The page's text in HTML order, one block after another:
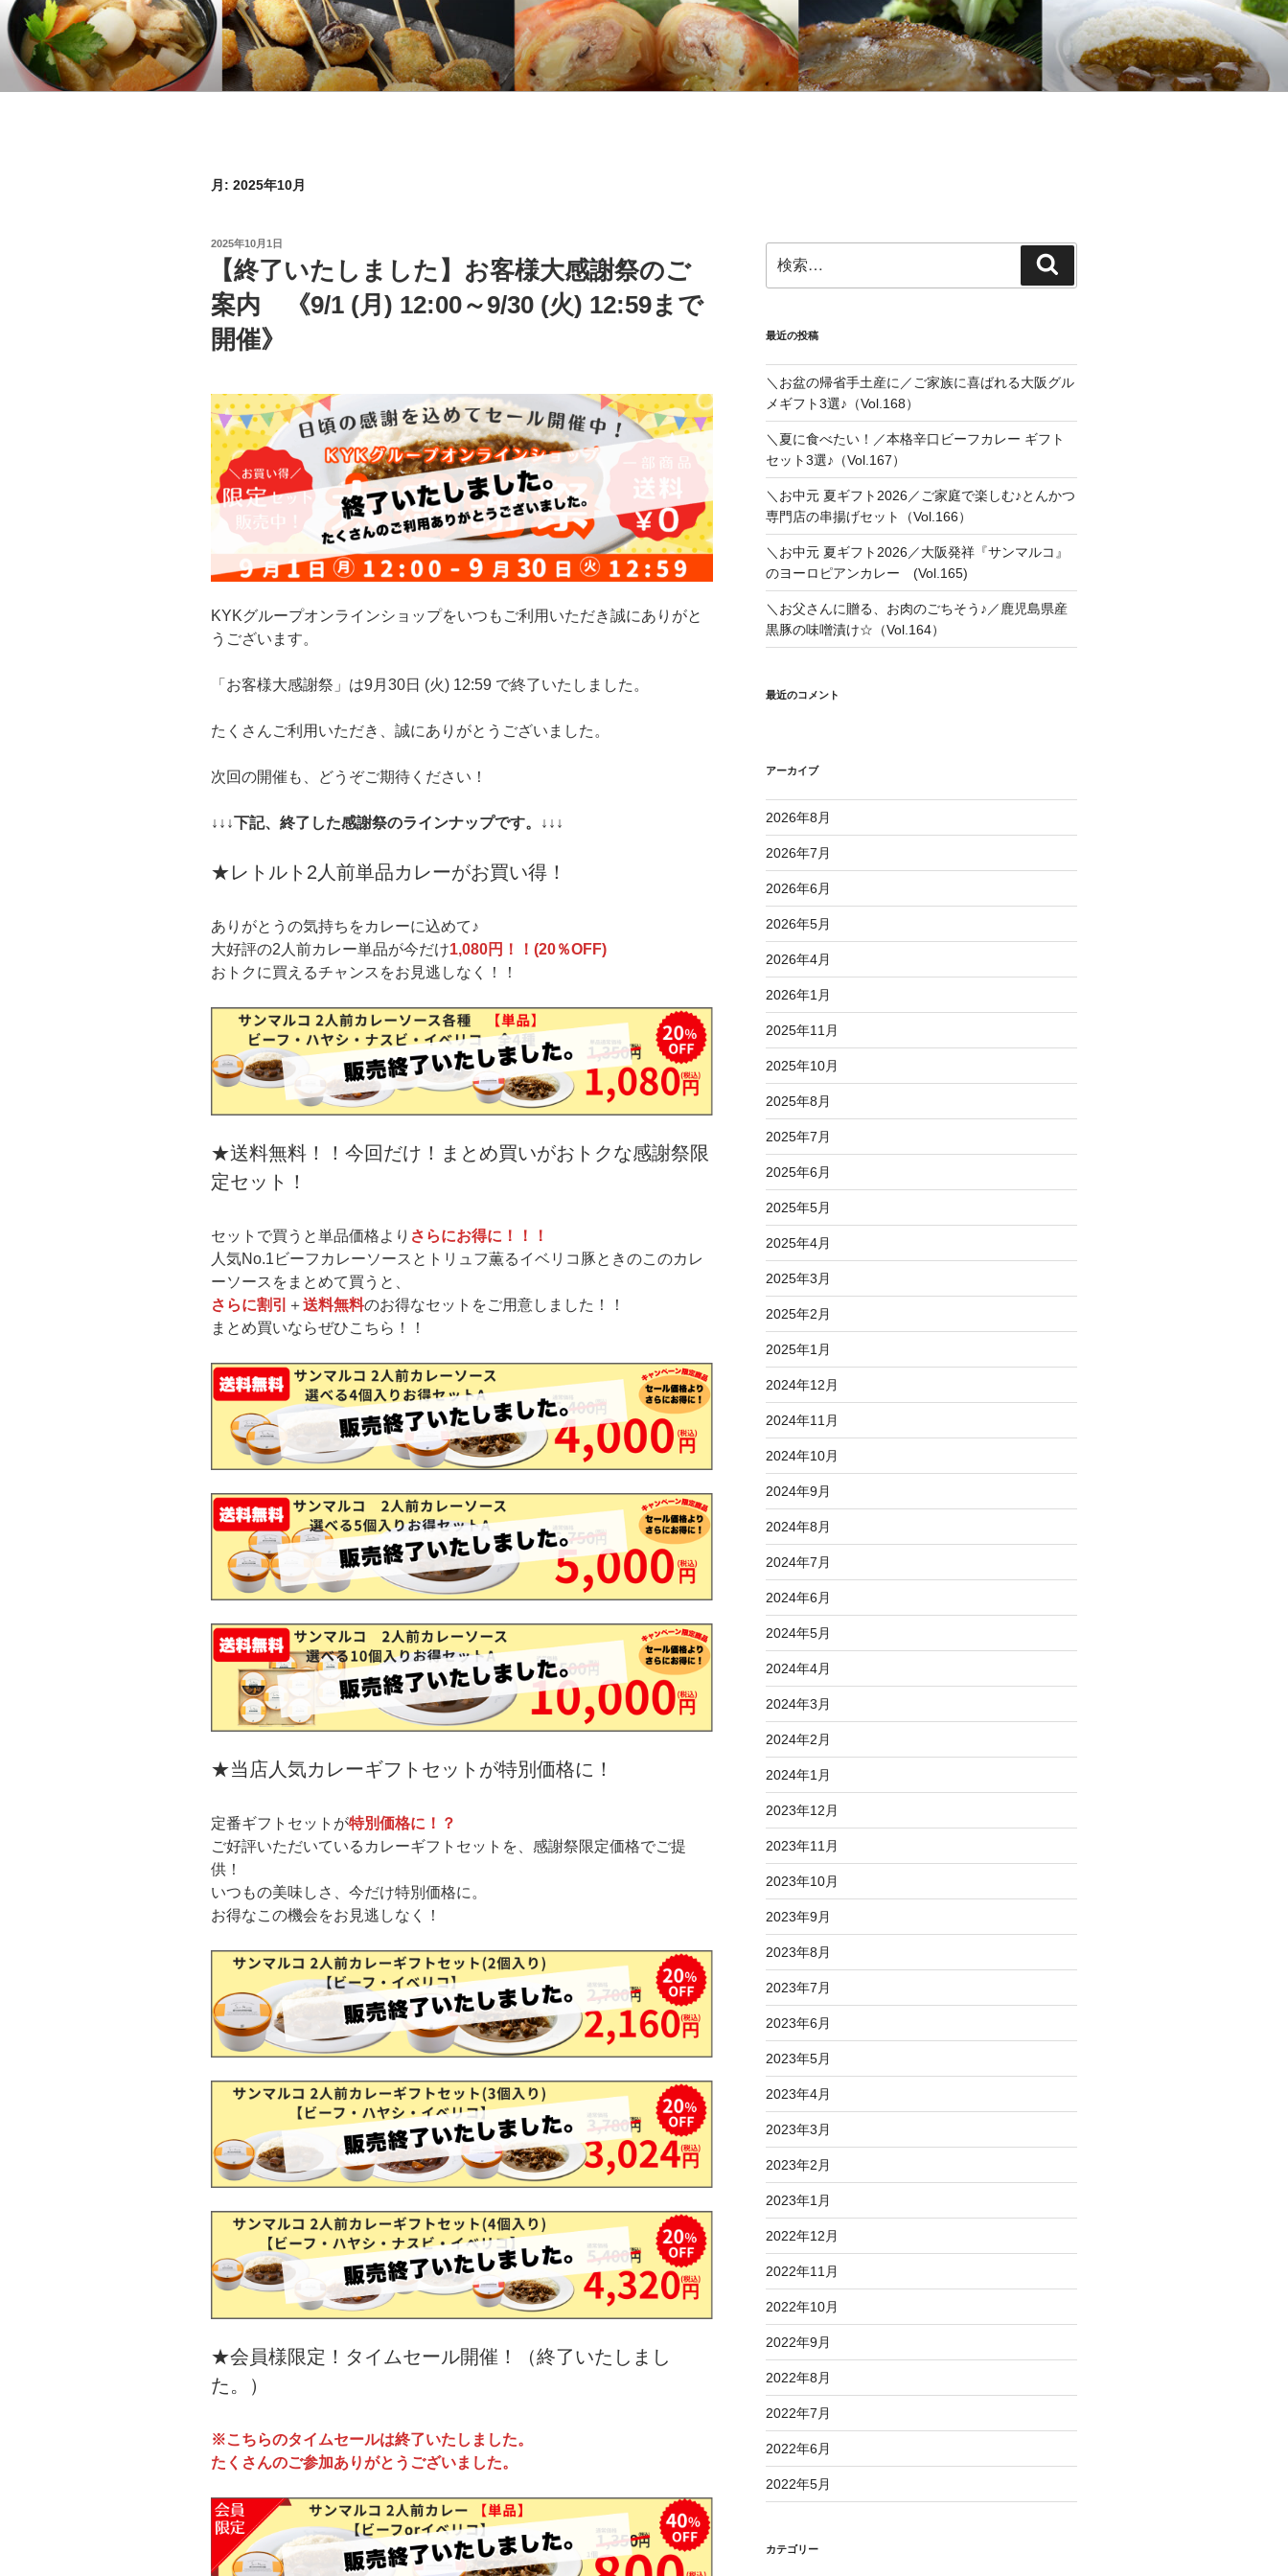
コ
ン
テ
KYKオンラインブログ
特集 ～オンラインショップ～
月: 2025年10月
投
2025年10月1日
【終了いたしました】お客様大感謝祭のご
案内 《9/1 (月) 12:00～9/30 (火) 12:59まで
開催》
KYKグループオンラインショップをいつもご利用いただき誠にありがと
うございます。
「お客様大感謝祭」は9月30日 (火) 12:59 で終了いたしました。
たくさんご利用いただき、誠にありがとうございました。
次回の開催も、どうぞご期待ください！
↓↓↓下記、終了した感謝祭のラインナップです。↓↓↓
★レトルト2人前単品カレーがお買い得！
ありがとうの気持ちをカレーに込めて♪
大好評の2人前カレー単品が今だけ1,080円！！(20％OFF)
おトクに買えるチャンスをお見逃しなく！！
★送料無料！！今回だけ！まとめ買いがおトクな感謝祭限
定セット！
セットで買うと単品価格より さらにお得に！！！
人気No.1ビーフカレーソースとトリュフ薫るイベリコ豚ときのこのカレ
ーソースをまとめて買うと、
さらに割引
＋送料無料のお得なセットをご用意しました！！
まとめ買いならぜひこちら！！
★当店人気カレーギフトセットが特別価格に！
定番ギフトセットが特別価格に！？
ご好評いただいているカレーギフトセットを、感謝祭限定価格でご提
供！
いつもの美味しさ、今だけ特別価格に。
お得なこの機会をお見逃しなく！
★会員様限定！タイムセール開催！（終了いたしまし
た。）
※こちらのタイムセールは終了いたしました。
たくさんのご参加ありがとうございました。
索:
索
最近の投稿
＼お盆の帰省手土産に／ご家族に喜ばれる大阪グル
メギフト3選♪（Vol.168）
＼夏に食べたい！／本格辛口ビーフカレー ギフト
セット3選♪（Vol.167）
＼お中元 夏ギフト2026／ご家庭で楽しむ♪とんかつ
専門店の串揚げセット（Vol.166）
＼お中元 夏ギフト2026／大阪発祥『サンマルコ』
のヨーロピアンカレー (Vol.165)
＼お父さんに贈る、お肉のごちそう♪／鹿児島県産
黒豚の味噌漬け☆（Vol.164）
最近のコメント
アーカイブ
2026年8月
2026年7月
2026年6月
2026年5月
2026年4月
2026年1月
2025年11月
2025年10月
2025年8月
2025年7月
2025年6月
2025年5月
2025年4月
2025年3月
2025年2月
2025年1月
2024年12月
2024年11月
2024年10月
2024年9月
2024年8月
2024年7月
2024年6月
2024年5月
2024年4月
2024年3月
2024年2月
2024年1月
2023年12月
2023年11月
2023年10月
2023年9月
2023年8月
2023年7月
2023年6月
2023年5月
2023年4月
2023年3月
2023年2月
2023年1月
2022年12月
2022年11月
2022年10月
2022年9月
2022年8月
2022年7月
2022年6月
2022年5月
カテゴリー